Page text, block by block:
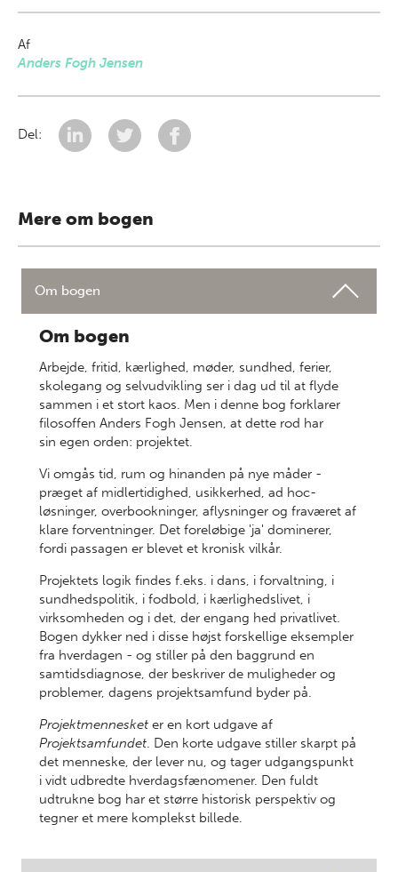
Af
Anders Fogh Jensen
Del:
Mere om bogen
Om bogen
Om bogen
Arbejde, fritid, kærlighed, møder, sundhed, ferier,
skolegang og selvudvikling ser i dag ud til at flyde
sammen i et stort kaos. Men i denne bog forklarer
filosoffen Anders Fogh Jensen, at dette rod har
sin egen orden: projektet.
Vi omgås tid, rum og hinanden på nye måder -
præget af midlertidighed, usikkerhed, ad hoc-
løsninger, overbookninger, aflysninger og fraværet af
klare forventninger. Det foreløbige 'ja' dominerer,
fordi passagen er blevet et kronisk vilkår.
Projektets logik findes f.eks. i dans, i forvaltning, i
sundhedspolitik, i fodbold, i kærlighedslivet, i
virksomheden og i det, der engang hed privatlivet.
Bogen dykker ned i disse højst forskellige eksempler
fra hverdagen - og stiller på den baggrund en
samtidsdiagnose, der beskriver de muligheder og
problemer, dagens projektsamfund byder på.
Projektmennesket er en kort udgave af
Projektsamfundet. Den korte udgave stiller skarpt på
det menneske, der lever nu, og tager udgangspunkt
i vidt udbredte hverdagsfænomener. Den fuldt
udtrukne bog har et større historisk perspektiv og
tegner et mere komplekst billede.